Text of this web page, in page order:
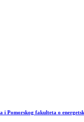
i Pomorskog fakulteta o